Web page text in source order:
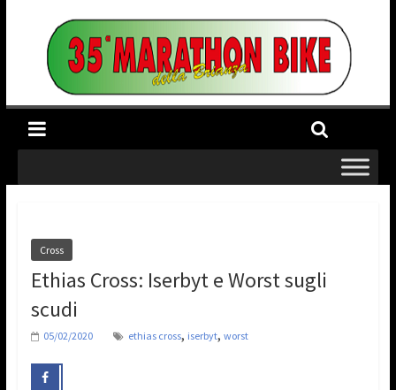
Cross
Ethias Cross: Iserbyt e Worst sugli
scudi
05/02/2020 ethias cross, iserbyt, worst